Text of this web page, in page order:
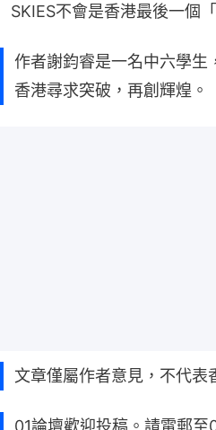
SKIES不會是香港最後一個
作者謝鈞睿是一名中六學生
香港尋求突破，再創輝煌。
文章僅屬作者意見，不代表
01論壇歡迎投稿。請電郵